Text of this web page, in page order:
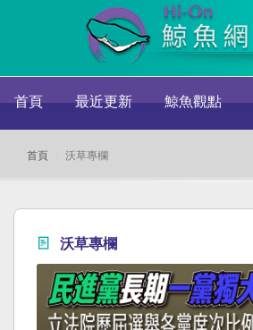
首頁 最近更新 鯨魚觀點
首頁 沃草專欄
沃草專欄